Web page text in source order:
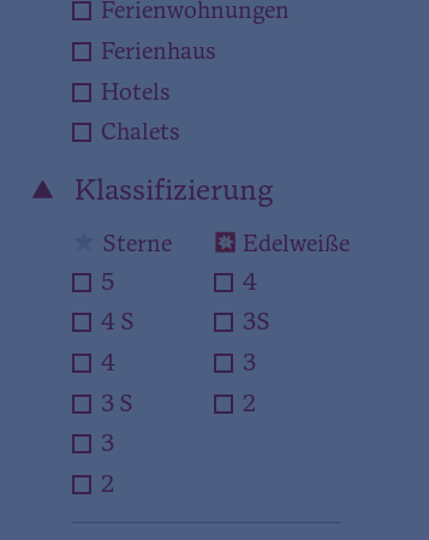
Ferienwohnungen
Ferienhaus
Hotels
Chalets
Klassifizierung
Sterne
5
4 S
4
3 S
3
2
Edelweiße
4
3S
3
2